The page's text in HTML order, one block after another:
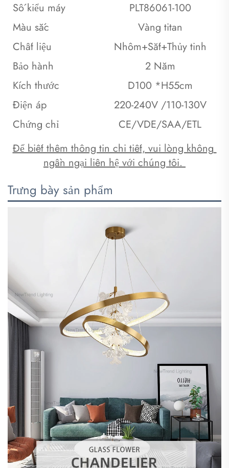
Số kiểu máy
PLT86061-100
Màu sắc
Vàng titan
Chất liệu
Nhôm+Sắt+Thủy tinh
Bảo hành
2 Năm
Kích thước
D100 *H55cm
Điện áp
220-240V /110-130V
Chứng chỉ
CE/VDE/SAA/ETL
Để biết thêm thông tin chi tiết, vui lòng không
ngần ngại liên hệ với chúng tôi.
Trưng bày sản phẩm